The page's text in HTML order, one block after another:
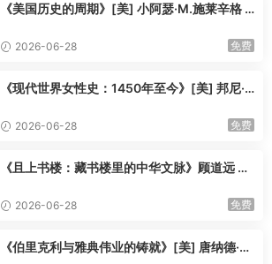
《美国历史的周期》[美] 小阿瑟·M.施莱辛格 /
2026-06-28 免费
《现代世界女性史：1450年至今》[美] 邦尼·
2025-10
2026-06-28 免费
《且上书楼：藏书楼里的中华文脉》顾道远 鲁
苏凤凰美术出版社 / 2025-9
2026-06-28 免费
《伯里克利与雅典伟业的铸就》[美] 唐纳德·卡